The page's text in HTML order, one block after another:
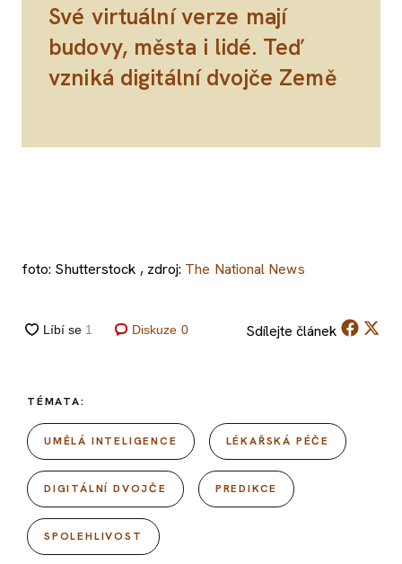
Své virtuální verze mají
budovy, města i lidé. Teď
vzniká digitální dvojče Země
foto: Shutterstock , zdroj: The National News
Diskuze 0 Sdílejte článek
TÉMATA:
UMĚLÁ INTELIGENCE LÉKAŘSKÁ PÉČE
DIGITÁLNÍ DVOJČE PREDIKCE
SPOLEHLIVOST